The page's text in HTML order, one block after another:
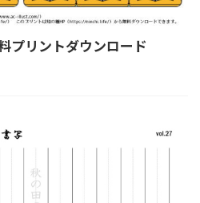
プリントダウンロード